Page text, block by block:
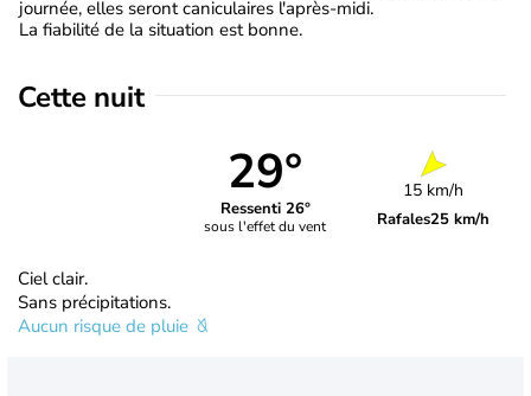
journée, elles seront caniculaires l'après-midi.
La fiabilité de la situation est bonne.
Cette nuit
29°
Ressenti 26°
sous l'effet du vent
15 km/h
Rafales25 km/h
Ciel clair.
Sans précipitations.
Aucun risque de pluie